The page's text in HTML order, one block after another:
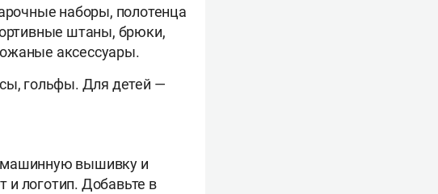
наборы, полотенца
штаны, брюки,
аксессуары.
гольфы. Для детей —
машинную вышивку и
и логотип. Добавьте в